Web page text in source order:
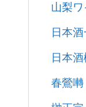
山梨ワ
日本
日本
春鶯